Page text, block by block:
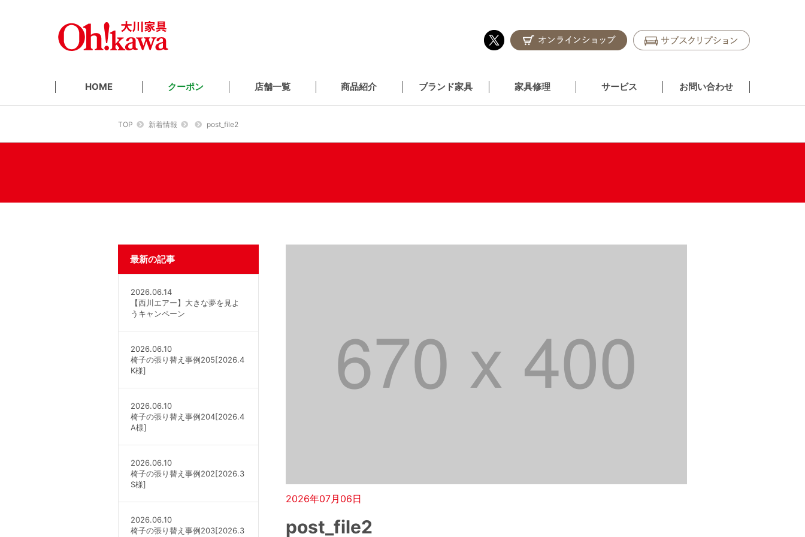
HOME クーポン 店舗一覧 商品紹介 ブランド家具 家具修理 サービス お問い合わせ
TOP 新着情報 post_file2
2026年07月06日
post_file2
最新の記事
2026.06.14
【西川エアー】大きな夢を見よ
うキャンペーン
2026.06.10
椅子の張り替え事例205[2026.4
K様]
2026.06.10
椅子の張り替え事例204[2026.4
A様]
2026.06.10
椅子の張り替え事例202[2026.3
S様]
2026.06.10
椅子の張り替え事例203[2026.3